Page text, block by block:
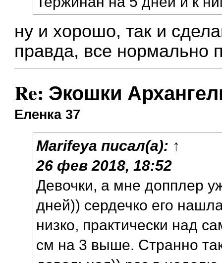
ну и хорошо, так и
правда, все нормально
Re: Экошки
Еленка 37
Marifeya писал(а): ↑
26 фев 2018, 18:52
Девочки, а мне допплер
дней)) сердечко его
низко, практически над
см на 3 выше. Странно